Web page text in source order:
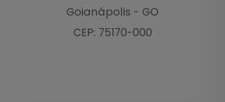
Goianápolis - GO
CEP: 75170-000